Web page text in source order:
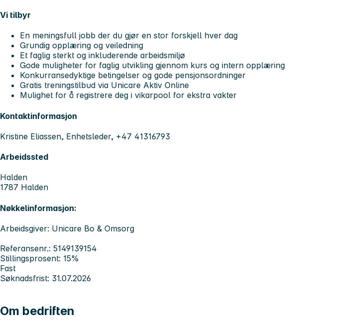
Vi tilbyr
En meningsfull jobb der du gjør en stor forskjell hver dag
Grundig opplæring og veiledning
Et faglig sterkt og inkluderende arbeidsmiljø
Gode muligheter for faglig utvikling gjennom kurs og intern opplæring
Konkurransedyktige betingelser og gode pensjonsordninger
Gratis treningstilbud via Unicare Aktiv Online
Mulighet for å registrere deg i vikarpool for ekstra vakter
Kontaktinformasjon
Kristine Eliassen, Enhetsleder, +47 41316793
Arbeidssted
Halden
1787 Halden
Nøkkelinformasjon:
Arbeidsgiver: Unicare Bo & Omsorg
Referansenr.: 5149139154
Stillingsprosent: 15%
Fast
Søknadsfrist: 31.07.2026
Om bedriften